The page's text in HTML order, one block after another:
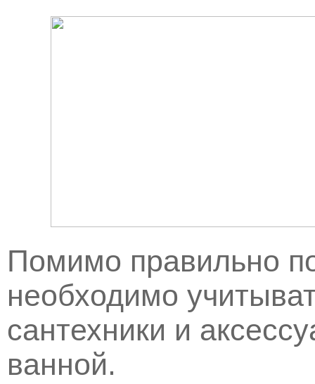
Помимо правильно
необходимо
сантехники и
ванной.